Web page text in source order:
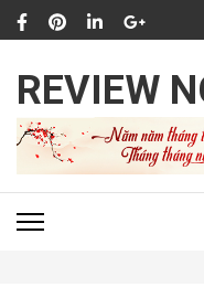
qua
nội
dung
(ấn
Enter)
REVIEW